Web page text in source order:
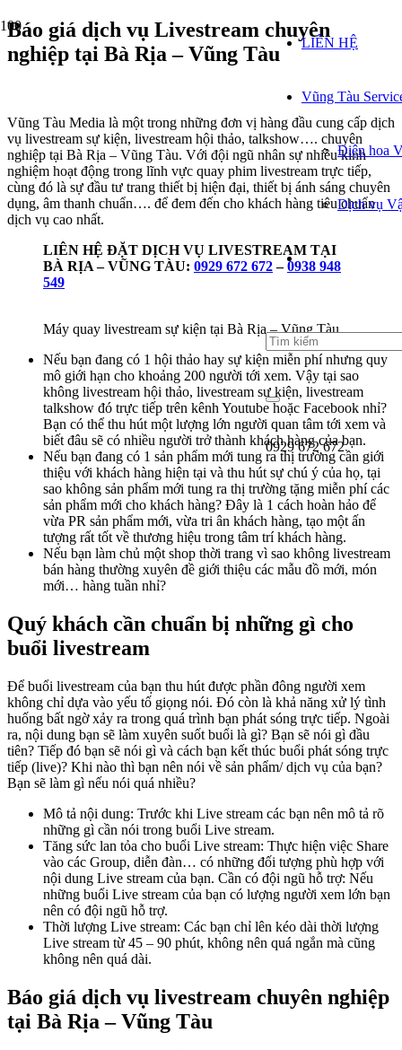
LIÊN HỆ
Vũng Tàu
Điện hoa
Dịch vụ
0929 672 672
Báo giá dịch vụ Livestream chuyên
nghiệp tại Bà Rịa – Vũng Tàu
Vũng Tàu Media là một trong những đơn vị hàng đầu cung cấp dịch
vụ livestream sự kiện, livestream hội thảo, talkshow…. chuyên
nghiệp tại Bà Rịa – Vũng Tàu. Với đội ngũ nhân sự nhiều kinh
nghiệm hoạt động trong lĩnh vực quay phim livestream trực tiếp,
cùng đó là sự đầu tư trang thiết bị hiện đại, thiết bị ánh sáng chuyên
dụng, âm thanh chuẩn…. để đem đến cho khách hàng tiêu chuẩn
dịch vụ cao nhất.
LIÊN HỆ ĐẶT DỊCH VỤ LIVESTREAM TẠI
BÀ RỊA – VŨNG TÀU: 0929 672 672–0938 948
549
Máy quay livestream sự kiện tại Bà Rịa – Vũng Tàu
Nếu bạn đang có 1 hội thảo hay sự kiện miễn phí nhưng quy
mô giới hạn cho khoảng 200 người tới xem. Vậy tại sao
không livestream hội thảo, livestream sự kiện, livestream
talkshow đó trực tiếp trên kênh Youtube hoặc Facebook nhỉ?
Bạn có thể thu hút một lượng lớn người quan tâm tới xem và
biết đâu sẽ có nhiều người trở thành khách hàng của bạn.
Nếu bạn đang có 1 sản phẩm mới tung ra thị trường cần giới
thiệu với khách hàng hiện tại và thu hút sự chú ý của họ, tại
sao không sản phẩm mới tung ra thị trường tặng miễn phí các
sản phẩm mới cho khách hàng? Đây là 1 cách hoàn hảo để
vừa PR sản phẩm mới, vừa tri ân khách hàng, tạo một ấn
tượng rất tốt về thương hiệu trong tâm trí khách hàng.
Nếu bạn làm chủ một shop thời trang vì sao không livestream
bán hàng thường xuyên đề giới thiệu các mẫu đồ mới, món
mới… hàng tuần nhỉ?
Quý khách cần chuẩn bị những gì cho
buổi livestream
Để buổi livestream của bạn thu hút được phần đông người xem
không chỉ dựa vào yếu tố giọng nói. Đó còn là khả năng xử lý tình
huống bất ngờ xảy ra trong quá trình bạn phát sóng trực tiếp. Ngoài
ra, nội dung bạn sẽ làm xuyên suốt buổi là gì? Bạn sẽ nói gì đầu
tiên? Tiếp đó bạn sẽ nói gì và cách bạn kết thúc buổi phát sóng trực
tiếp (live)? Khi nào thì bạn nên nói về sản phẩm/ dịch vụ của bạn?
Bạn sẽ làm gì nếu nói quá nhiều?
Mô tả nội dung: Trước khi Live stream các bạn nên mô tả rõ
những gì cần nói trong buổi Live stream.
Tăng sức lan tỏa cho buổi Live stream: Thực hiện việc Share
vào các Group, diễn đàn… có những đối tượng phù hợp với
nội dung Live stream của bạn. Cần có đội ngũ hỗ trợ: Nếu
những buổi Live stream của bạn có lượng người xem lớn bạn
nên có đội ngũ hỗ trợ.
Thời lượng Live stream: Các bạn chỉ lên kéo dài thời lượng
Live stream từ 45 – 90 phút, không nên quá ngắn mà cũng
không nên quá dài.
Báo giá dịch vụ livestream chuyên nghiệp
tại Bà Rịa – Vũng Tàu